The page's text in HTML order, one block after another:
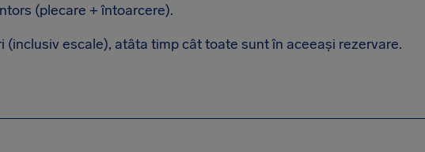
(plecare + întoarcere).
(inclusiv escale), atâta timp cât toate sunt în aceeași rezervare.